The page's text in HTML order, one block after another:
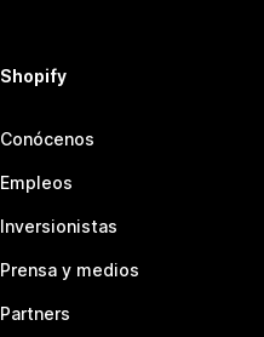
Shopify
Conócenos
Empleos
Inversionistas
Prensa y medios
Partners